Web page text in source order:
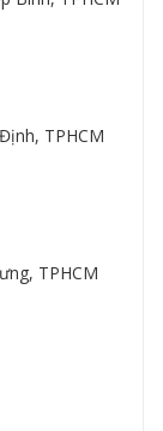
TPHCM
TPHCM